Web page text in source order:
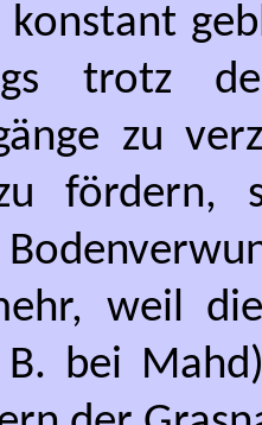
konstant
trotz
zu
fördern,
weil
bei